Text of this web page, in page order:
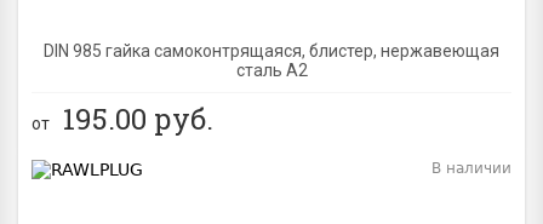
DIN 985 гайка самоконтрящаяся, блистер, нержавеющая
сталь A2
от 195.00 руб.
В наличии